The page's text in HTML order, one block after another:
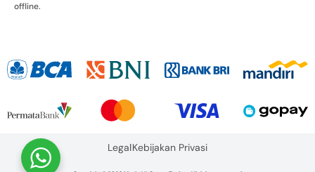
offline.
LegalKebijakan Privasi